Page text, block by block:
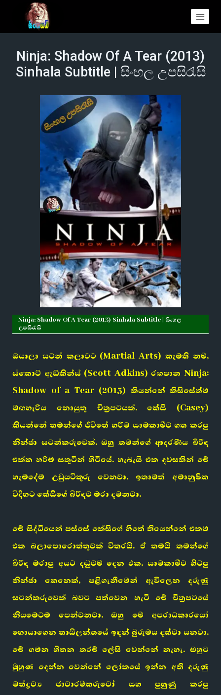
Ninja: Shadow Of A Tear (2013)
Sinhala Subtitle | සිංහල උපසිරැසි
Ninja: Shadow Of A Tear (2013) Sinhala Subtitle | සිංහල
උපසිරැසි
ඔයාලා සටන් කලාවට (Martial Arts) කැමති නම්,
ස්කොට් ඇඩ්කින්ස් (Scott Adkins) රඟපාන Ninja:
Shadow of a Tear (2013) කියන්නේ කිසිසේත්ම
මඟහැරිය නොයුතු චිත්‍රපටයක්. කේසි (Casey)
කියන්නේ තමන්ගේ ජීවිතේ හරිම සාමකාමීව ගත කරපු
නින්ජා සටන්කරුවෙක්. ඔහු තමන්ගේ ආදරණීය බිරිඳ
එක්ක හරිම සතුටින් හිටියේ. හැබැයි එක දවසකින් මේ
හැමදේම උඩුයටිකුරු වෙනවා. ඉතාමත් අමානුෂික
විදිහට කේසිගේ බිරිඳව මරා දමනවා.
මේ සිද්ධියෙන් පස්සේ කේසිගේ හිතේ තියෙන්නේ එකම
එක බලාපොරොත්තුවක් විතරයි. ඒ තමයි තමන්ගේ
බිරිඳ මරාපු අයට දඬුවම් දෙන එක. සාමකාමීව හිටපු
නින්ජා කෙනෙක්, පළිගැනීමෙන් ඇවිලෙන දරුණු
සටන්කරුවෙක් බවට පත්වෙන හැටි මේ චිත්‍රපටයේ
නියමෙටම පෙන්වනවා. ඔහු මේ අපරාධකාරයෝ
හොයාගෙන තායිලන්තයේ ඉඳන් බුරුමය දක්වා යනවා.
මේ ගමන හිතන තරම් ලේසි වෙන්නේ නැහැ. ඔහුට
මුහුණ දෙන්න වෙන්නේ ලෝකයේ ඉන්න අති දරුණු
මත්ද්‍රව්‍ය ජාවාරම්කරුවෝ සහ පුහුණු කරපු